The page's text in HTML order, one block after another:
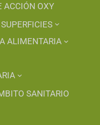
ACCIÓN OXY
ALIMENTARIA
SANITARIO